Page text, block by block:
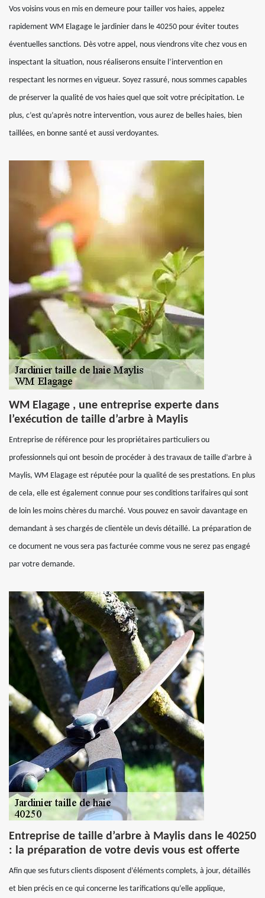
Vos voisins vous en mis en demeure pour tailler vos haies, appelez
rapidement WM Elagage le jardinier dans le 40250 pour éviter toutes
éventuelles sanctions. Dès votre appel, nous viendrons vite chez vous en
inspectant la situation, nous réaliserons ensuite l’intervention en
respectant les normes en vigueur. Soyez rassuré, nous sommes capables
de préserver la qualité de vos haies quel que soit votre précipitation. Le
plus, c’est qu’après notre intervention, vous aurez de belles haies, bien
taillées, en bonne santé et aussi verdoyantes.
WM Elagage , une entreprise experte dans
l’exécution de taille d’arbre à Maylis
Entreprise de référence pour les propriétaires particuliers ou
professionnels qui ont besoin de procéder à des travaux de taille d’arbre à
Maylis, WM Elagage est réputée pour la qualité de ses prestations. En plus
de cela, elle est également connue pour ses conditions tarifaires qui sont
de loin les moins chères du marché. Vous pouvez en savoir davantage en
demandant à ses chargés de clientèle un devis détaillé. La préparation de
ce document ne vous sera pas facturée comme vous ne serez pas engagé
par votre demande.
Entreprise de taille d’arbre à Maylis dans le 40250
: la préparation de votre devis vous est offerte
Afin que ses futurs clients disposent d’éléments complets, à jour, détaillés
et bien précis en ce qui concerne les tarifications qu’elle applique,